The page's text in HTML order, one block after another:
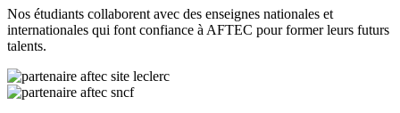
Nos étudiants collaborent avec des enseignes nationales et
internationales qui font confiance à AFTEC pour former leurs futurs
talents.